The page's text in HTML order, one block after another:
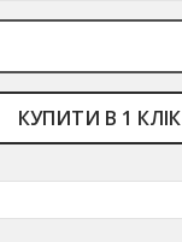
КУПИТИ В 1 КЛІК